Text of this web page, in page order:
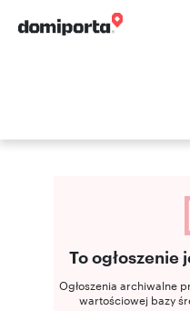
To ogłoszenie
Ogłoszenia archiwalne
wartościowej bazy